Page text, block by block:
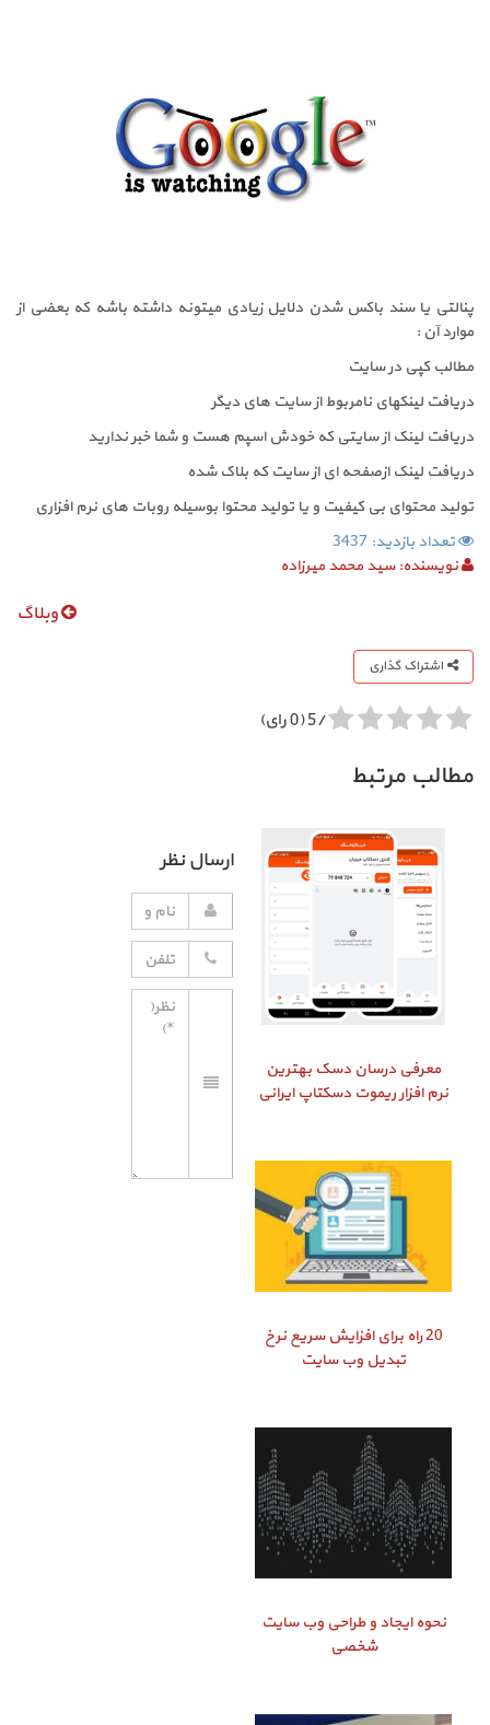
پنالتی یا سند باکس شدن دلایل زیادی میتونه داشته باشه که بعضی از
موارد آن :
مطالب کپی در سایت
دریافت لینکهای نامربوط از سایت های دیگر
دریافت لینک از سایتی که خودش اسپم هست و شما خبر ندارید
دریافت لینک ازصفحه ای از سایت که بلاک شده
تولید محتوای بی کیفیت و یا تولید محتوا بوسیله روبات های نرم افزاری
تعداد بازدید: 3437
نویسنده:سید محمد میرزاده
وبلاگ
اشتراک گذاری
/5 (0 رای)
مطالب مرتبط
معرفی درسان دسک بهترین
نرم افزار ریموت دسکتاپ ایرانی
20 راه برای افزایش سریع نرخ
تبدیل وب سایت
نحوه ایجاد و طراحی وب سایت
شخصی
ارسال نظر